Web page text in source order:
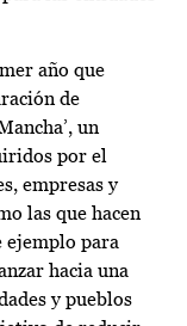
año que
de
un
por el
empresas y
las que hacen
ejemplo para
hacia una
y pueblos